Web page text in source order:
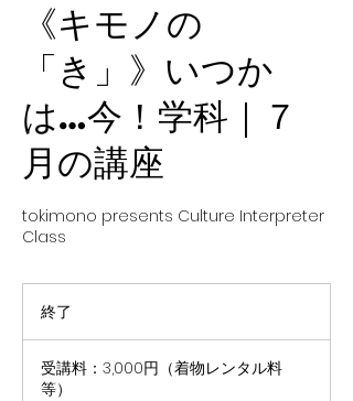
《キモノの
「き」》いつか
は…今！学科｜７
月の講座
tokimono presents Culture Interpreter
Class
終了
料：
3,000
受講料：3,000円（着物レンタル料
等）